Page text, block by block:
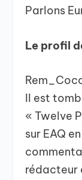
Parlons
Le profil
Il est
« Twelve
sur EAQ
rédacteur